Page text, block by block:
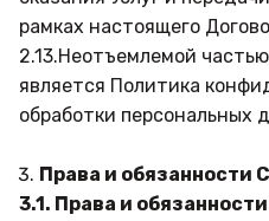
рамках настоящего
2.13.Неотъемлемой
является Политика
обработки персональных
Права и обязанности
3.1. Права и